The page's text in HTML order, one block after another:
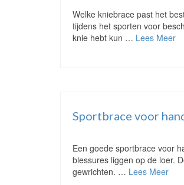
Welke kniebrace past het
tijdens het sporten voor
knie hebt kun … Lees Meer
Sportbrace voor
Een goede sportbrace voor
blessures liggen op de loer.
gewrichten. … Lees Meer